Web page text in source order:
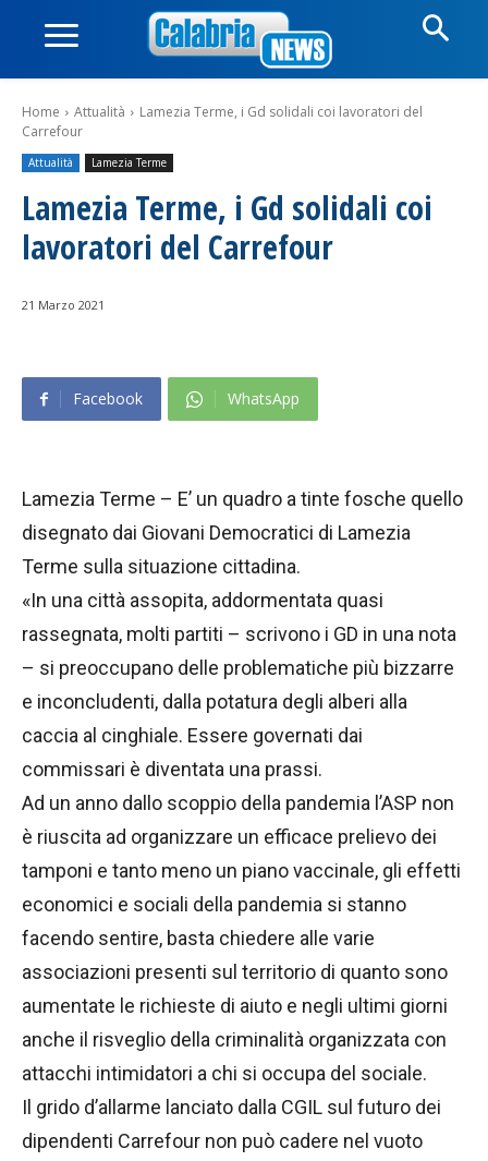
Home Attualità
Lamezia Terme, i Gd solidali coi lavoratori del
Carrefour
Attualità Lamezia Terme
Lamezia Terme, i Gd solidali coi
lavoratori del Carrefour
21 Marzo 2021
Facebook WhatsApp
Lamezia Terme – E’ un quadro a tinte fosche quello
disegnato dai Giovani Democratici di Lamezia
Terme sulla situazione cittadina.
«In una città assopita, addormentata quasi
rassegnata, molti partiti – scrivono i GD in una nota
– si preoccupano delle problematiche più bizzarre
e inconcludenti, dalla potatura degli alberi alla
caccia al cinghiale. Essere governati dai
commissari è diventata una prassi.
Ad un anno dallo scoppio della pandemia l’ASP non
è riuscita ad organizzare un efficace prelievo dei
tamponi e tanto meno un piano vaccinale, gli effetti
economici e sociali della pandemia si stanno
facendo sentire, basta chiedere alle varie
associazioni presenti sul territorio di quanto sono
aumentate le richieste di aiuto e negli ultimi giorni
anche il risveglio della criminalità organizzata con
attacchi intimidatori a chi si occupa del sociale.
Il grido d’allarme lanciato dalla CGIL sul futuro dei
dipendenti Carrefour non può cadere nel vuoto